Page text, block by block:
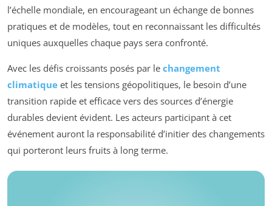
l’échelle mondiale, en encourageant un échange de bonnes
pratiques et de modèles, tout en reconnaissant les difficultés
uniques auxquelles chaque pays sera confronté.
Avec les défis croissants posés par le changement
climatique et les tensions géopolitiques, le besoin d’une
transition rapide et efficace vers des sources d’énergie
durables devient évident. Les acteurs participant à cet
événement auront la responsabilité d’initier des changements
qui porteront leurs fruits à long terme.